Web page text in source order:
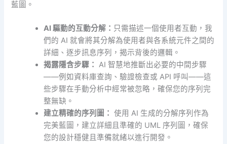
藍圖。
AI 驅動的互動分解： 只需描述一個使用者互動，我
們的 AI 就會將其分解為使用者與各系統元件之間的
詳細、逐步訊息序列，揭示背後的邏輯。
揭露隱含步驟： AI 智慧地推斷出必要的中間步驟
——例如資料庫查詢、驗證檢查或 API 呼叫——這
些步驟在手動分析中經常被忽略，確保您的序列完
整無缺。
建立精確的序列圖： 使用 AI 生成的分解序列作為
完美藍圖，建立詳細且準確的 UML 序列圖，確保
您的設計穩健且準備就緒以進行開發。